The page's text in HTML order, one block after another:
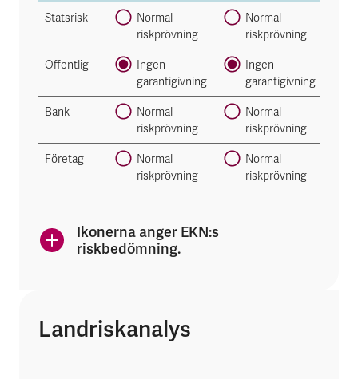
Statsrisk
Normal
riskprövning
Normal
riskprövning
Offentlig
Ingen
garantigivning
Ingen
garantigivning
Bank
Normal
riskprövning
Normal
riskprövning
Företag
Normal
riskprövning
Normal
riskprövning
Ikonerna anger EKN:s
riskbedömning.
Landriskanalys